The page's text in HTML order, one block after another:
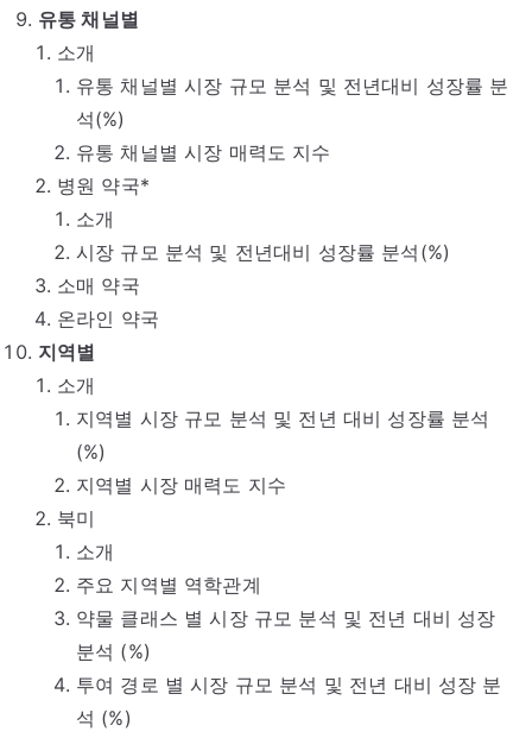
유통 채널별
소개
유통 채널별 시장 규모 분석 및 전년대비 성장률 분
석(%)
유통 채널별 시장 매력도 지수
병원 약국*
소개
시장 규모 분석 및 전년대비 성장률 분석(%)
소매 약국
온라인 약국
지역별
소개
지역별 시장 규모 분석 및 전년 대비 성장률 분석
(%)
지역별 시장 매력도 지수
북미
소개
주요 지역별 역학관계
약물 클래스 별 시장 규모 분석 및 전년 대비 성장
분석 (%)
투여 경로 별 시장 규모 분석 및 전년 대비 성장 분
석 (%)